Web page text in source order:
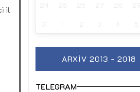
il
ARXIV 2013 - 2018
TELEGRAM